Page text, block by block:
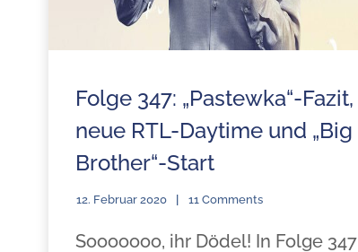
Folge 347: „Pastewka“-Fazit,
neue RTL-Daytime und „Big
Brother“-Start
12. Februar 2020 11 Comments
Sooooooo, ihr Dödel! In Folge 347